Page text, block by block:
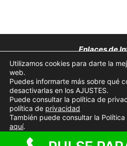
Enlaces de
Política de
Política de
© 2026 Cerrajeros cerca de ti
Utilizamos cookies para darte la
web.
Puedes informarte más sobre qué
desactivarlas en los AJUSTES.
Puede consultar la política de
política de privacidad
También puede consultar la
aquí.